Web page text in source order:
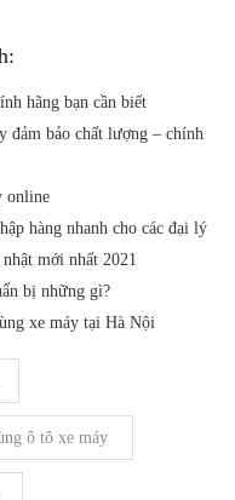
hãng bạn cần biết
đảm bảo chất lượng – chính
online
hàng nhanh cho các đại lý
mới nhất 2021
bị những gì?
xe máy tại Hà Nội
ô tô xe máy